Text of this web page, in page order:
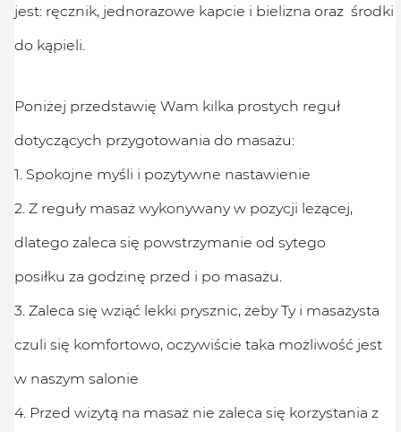
jest: ręcznik, jednorazowe kapcie i bielizna oraz środki
do kąpieli.
Poniżej przedstawię Wam kilka prostych reguł
dotyczących przygotowania do masażu:
1. Spokojne myśli i pozytywne nastawienie
2. Z reguły masaż wykonywany w pozycji leżącej,
dlatego zaleca się powstrzymanie od sytego
posiłku za godzinę przed i po masażu.
3. Zaleca się wziąć lekki prysznic, żeby Ty i masażysta
czuli się komfortowo, oczywiście taka możliwość jest
w naszym salonie
4. Przed wizytą na masaż nie zaleca się korzystania z